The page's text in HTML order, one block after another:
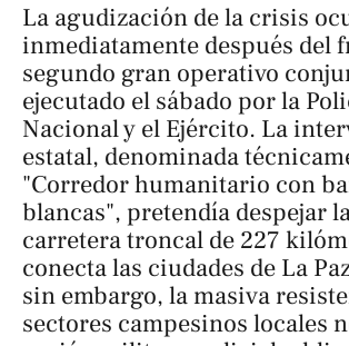
La agudización de la crisis
inmediatamente después del
segundo gran operativo
ejecutado el sábado por la
Nacional y el Ejército. La
estatal, denominada
"Corredor humanitario con
blancas", pretendía despejar
carretera troncal de 227
conecta las ciudades de La
sin embargo, la masiva
sectores campesinos locales